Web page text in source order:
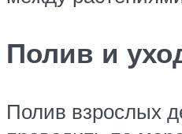
Полив и
Полив взрослых